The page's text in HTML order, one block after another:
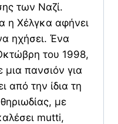
των Ναζί.
η Χέλγκα αφήνει
ηχήσει. Ένα
του 1998,
μια πανσιόν για
από την ίδια τη
με
mutti,